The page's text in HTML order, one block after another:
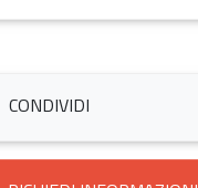
CONDIVIDI